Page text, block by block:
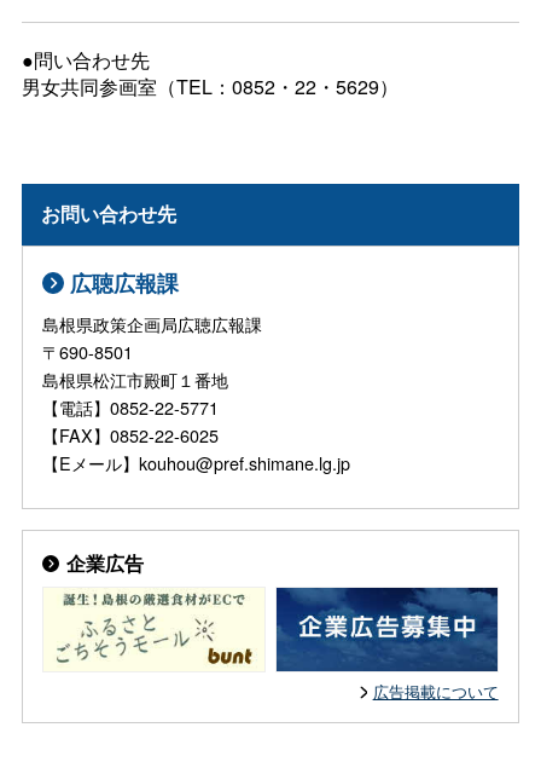
●問い合わせ先
男女共同参画室（TEL：0852・22・5629）
お問い合わせ先
広聴広報課
島根県政策企画局広聴広報課
〒690-8501
島根県松江市殿町１番地
【電話】0852-22-5771
【FAX】0852-22-6025
【Eメール】kouhou@pref.shimane.lg.jp
企業広告
広告掲載について